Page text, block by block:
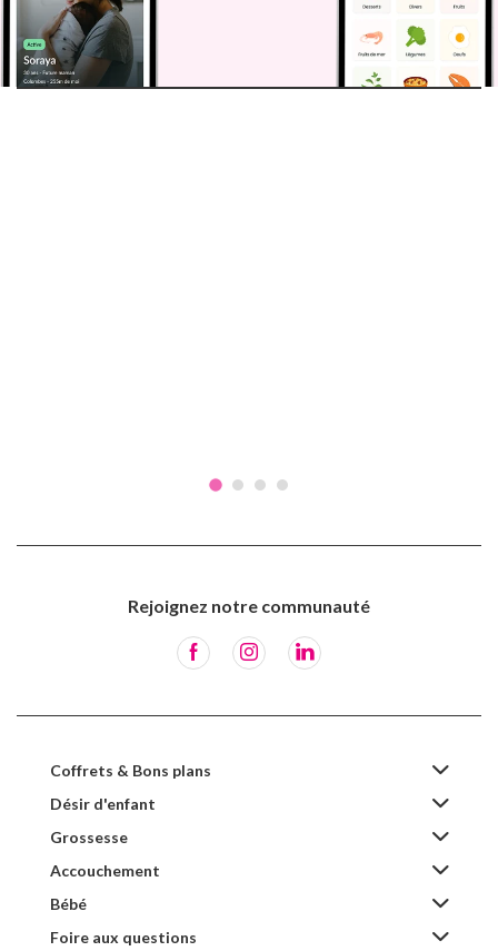
Rejoignez notre communauté
Coffrets & Bons plans
Désir d'enfant
Grossesse
Accouchement
Bébé
Foire aux questions